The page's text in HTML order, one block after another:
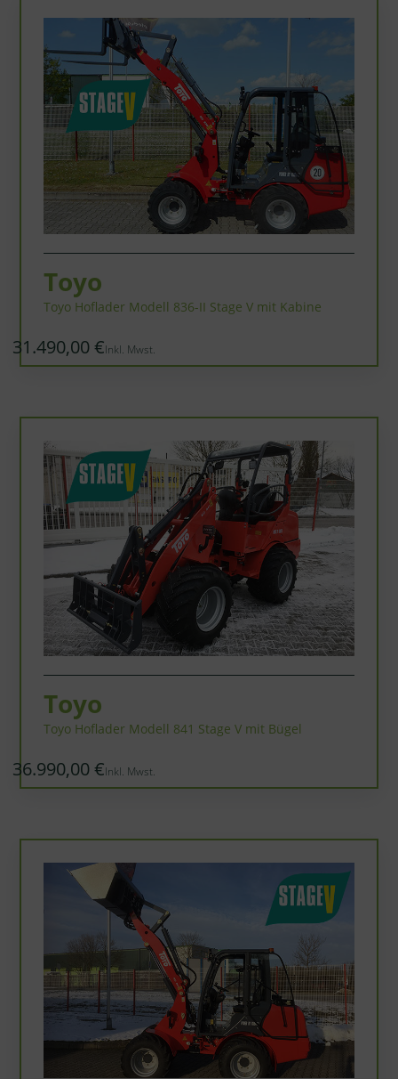
Toyo
Toyo Hoflader Modell 836-II Stage V mit Kabine
31.490,00 €Inkl. Mwst.
Toyo
Toyo Hoflader Modell 841 Stage V mit Bügel
36.990,00 €Inkl. Mwst.